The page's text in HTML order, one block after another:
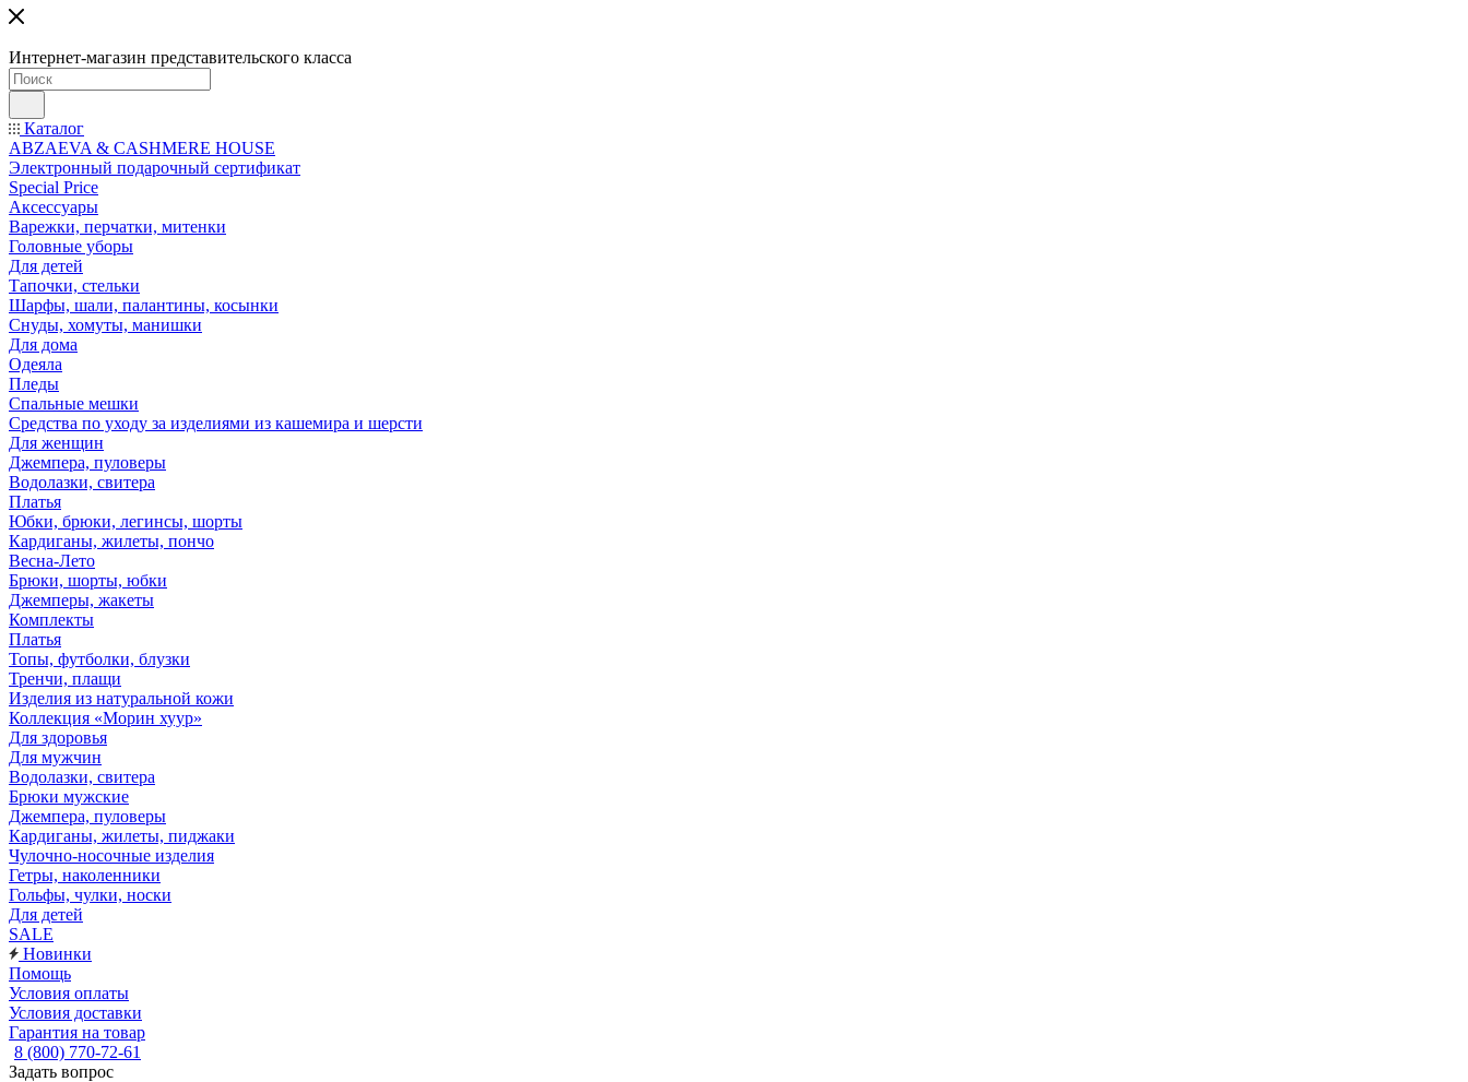
Интернет-магазин представительского класса
Каталог
ABZAEVA & CASHMERE HOUSE
Электронный подарочный сертификат
Special Price
Аксессуары
Варежки, перчатки, митенки
Головные уборы
Для детей
Тапочки, стельки
Шарфы, шали, палантины, косынки
Снуды, хомуты, манишки
Для дома
Одеяла
Пледы
Спальные мешки
Средства по уходу за изделиями из кашемира и шерсти
Для женщин
Джемпера, пуловеры
Водолазки, свитера
Платья
Юбки, брюки, легинсы, шорты
Кардиганы, жилеты, пончо
Весна-Лето
Брюки, шорты, юбки
Джемперы, жакеты
Комплекты
Платья
Топы, футболки, блузки
Тренчи, плащи
Изделия из натуральной кожи
Коллекция «Морин хуур»
Для здоровья
Для мужчин
Водолазки, свитера
Брюки мужские
Джемпера, пуловеры
Кардиганы, жилеты, пиджаки
Чулочно-носочные изделия
Гетры, наколенники
Гольфы, чулки, носки
Для детей
SALE
Новинки
Помощь
Условия оплаты
Условия доставки
Гарантия на товар
8 (800) 770-72-61
Задать вопрос